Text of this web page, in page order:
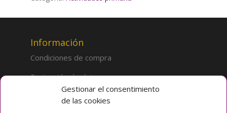
Gestionar el consentimiento
de las cookies
Información
Condiciones de compra
Protección de datos
Sobre la tienda